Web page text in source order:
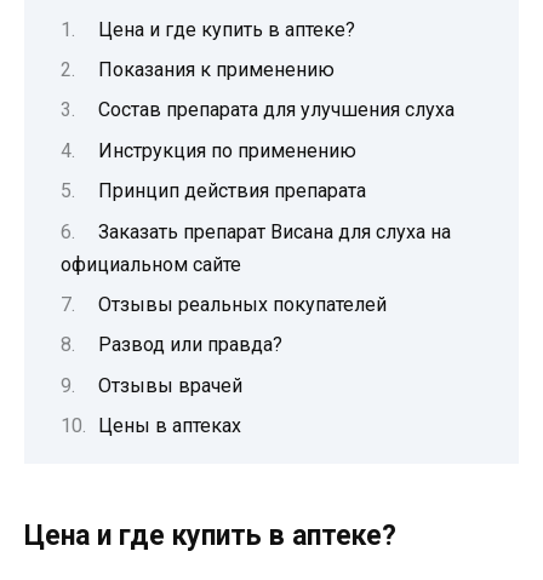
Цена и где купить в аптеке?
Показания к применению
Состав препарата для улучшения слуха
Инструкция по применению
Принцип действия препарата
Заказать препарат Висана для слуха на
официальном сайте
Отзывы реальных покупателей
Развод или правда?
Отзывы врачей
Цены в аптеках
Цена и где купить в аптеке?